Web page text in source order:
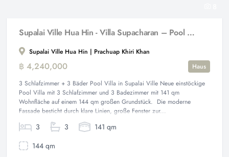
Supalai Ville Hua Hin - Villa Supacharan – Pool Villa mit 3 Schlafzimmern
Supalai Ville Hua Hin | Prachuap Khiri Khan
฿ 4,240,000
Haus
3 Schlafzimmer + 3 Bäder Pool Villa in Supalai Ville Neue einstöckige
Pool Villa mit 3 Schlafzimmer und 3 Badezimmer mit 141 qm
Wohnfläche auf einem 144 qm großen Grundstück. Die moderne
Fassade besticht durch klare Linien, große Fenster zur...
3 3
141 qm
144 qm